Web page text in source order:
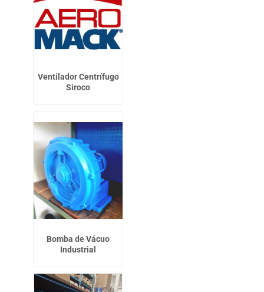
Ventilador Centrífugo
Siroco
Bomba de Vácuo
Industrial